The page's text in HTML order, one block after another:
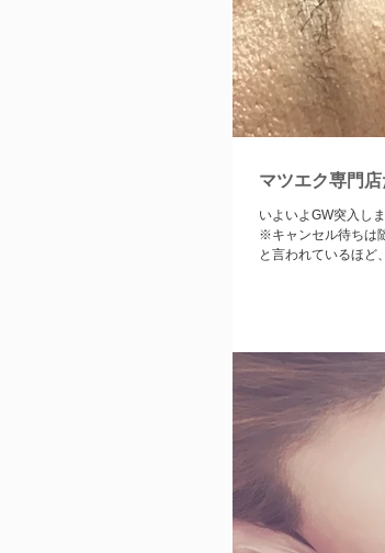
マツエク専門
いよいよGW突入し
※キャンセル待ちは随時承って
と言われているほど